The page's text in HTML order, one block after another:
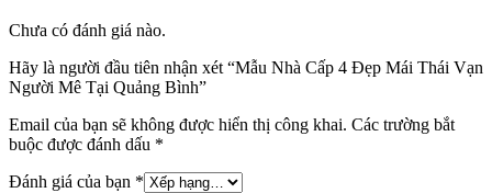
Chưa có đánh giá nào.
Hãy là người đầu tiên nhận xét “Mẫu Nhà Cấp 4 Đẹp Mái Thái Vạn
Người Mê Tại Quảng Bình”
Email của bạn sẽ không được hiển thị công khai. Các trường bắt
buộc được đánh dấu *
Đánh giá của bạn *